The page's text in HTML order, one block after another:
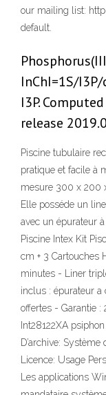
our mailing list:
default.
InChI=1S/
I3P.
release
Piscine tubulaire
pratique et facile à
mesure 300 x 200
Elle posséde un
avec un épurateur
Piscine Intex Kit
cm + 3 Cartouches
minutes - Liner
inclus : épurateur a
offertes - Garantie :
Int28122XA
D’archive:
Licence: Usage
Les applications